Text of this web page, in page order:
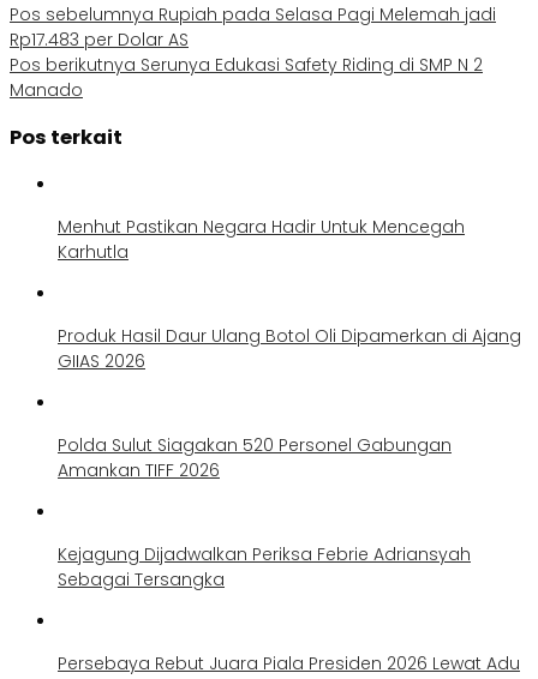
Pos sebelumnya Rupiah pada Selasa Pagi Melemah jadi
Rp17.483 per Dolar AS
Pos berikutnya Serunya Edukasi Safety Riding di SMP N 2
Manado
Pos terkait
Menhut Pastikan Negara Hadir Untuk Mencegah
Karhutla
Produk Hasil Daur Ulang Botol Oli Dipamerkan di Ajang
GIIAS 2026
Polda Sulut Siagakan 520 Personel Gabungan
Amankan TIFF 2026
Kejagung Dijadwalkan Periksa Febrie Adriansyah
Sebagai Tersangka
Persebaya Rebut Juara Piala Presiden 2026 Lewat Adu